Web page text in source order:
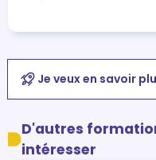
Je veux en savoir
D'autres
intéresser